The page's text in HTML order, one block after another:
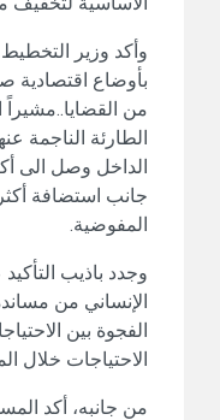
وأكد وزير التخطيط
بأوضاع اقتصادية
من القضايا..مشيراً
الطارئة الناجمة
المفوضية.
وجدد باذيب
الإنساني من
الفجوة بين
الاحتياجات خلال
من جانبه، أكد